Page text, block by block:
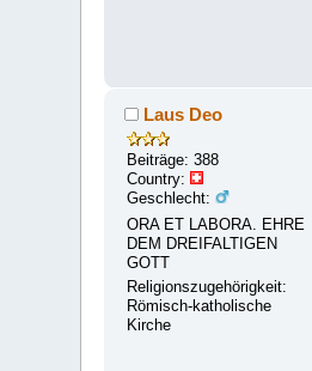
Laus Deo
Beiträge: 388
Country:
Geschlecht:
ORA ET LABORA. EHRE
DEM DREIFALTIGEN
GOTT
Religionszugehörigkeit:
Römisch-katholische
Kirche